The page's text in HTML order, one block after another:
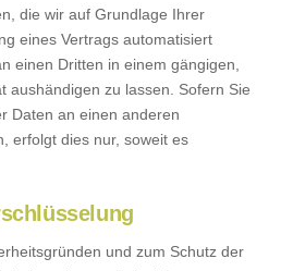
die wir auf Grundlage Ihrer
eines Vertrags automatisiert
einen Dritten in einem gängigen,
aushändigen zu lassen. Sofern Sie
Daten an einen anderen
erfolgt dies nur, soweit es
und zum Schutz der